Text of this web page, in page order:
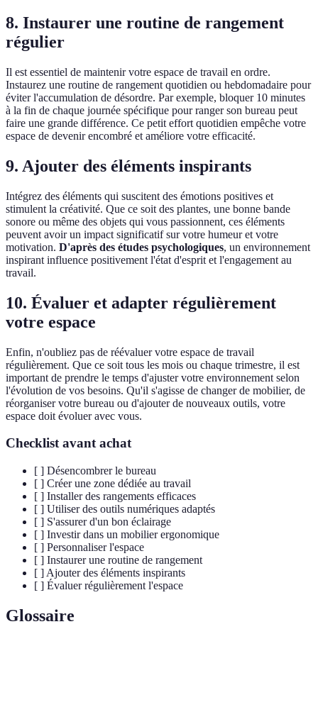
8. Instaurer une routine de rangement
régulier
Il est essentiel de maintenir votre espace de travail en ordre.
Instaurez une routine de rangement quotidien ou hebdomadaire pour
éviter l'accumulation de désordre. Par exemple, bloquer 10 minutes
à la fin de chaque journée spécifique pour ranger son bureau peut
faire une grande différence. Ce petit effort quotidien empêche votre
espace de devenir encombré et améliore votre efficacité.
9. Ajouter des éléments inspirants
Intégrez des éléments qui suscitent des émotions positives et
stimulent la créativité. Que ce soit des plantes, une bonne bande
sonore ou même des objets qui vous passionnent, ces éléments
peuvent avoir un impact significatif sur votre humeur et votre
motivation. D'après des études psychologiques, un environnement
inspirant influence positivement l'état d'esprit et l'engagement au
travail.
10. Évaluer et adapter régulièrement
votre espace
Enfin, n'oubliez pas de réévaluer votre espace de travail
régulièrement. Que ce soit tous les mois ou chaque trimestre, il est
important de prendre le temps d'ajuster votre environnement selon
l'évolution de vos besoins. Qu'il s'agisse de changer de mobilier, de
réorganiser votre bureau ou d'ajouter de nouveaux outils, votre
espace doit évoluer avec vous.
Checklist avant achat
[ ] Désencombrer le bureau
[ ] Créer une zone dédiée au travail
[ ] Installer des rangements efficaces
[ ] Utiliser des outils numériques adaptés
[ ] S'assurer d'un bon éclairage
[ ] Investir dans un mobilier ergonomique
[ ] Personnaliser l'espace
[ ] Instaurer une routine de rangement
[ ] Ajouter des éléments inspirants
[ ] Évaluer régulièrement l'espace
Glossaire